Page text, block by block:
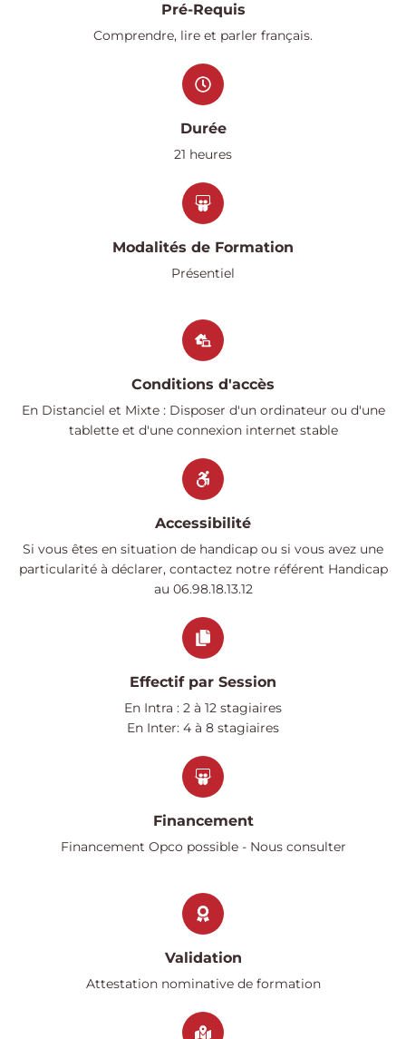
Pré-Requis
Comprendre, lire et parler français.
Durée
21 heures
Modalités de Formation
Présentiel
Conditions d'accès
En Distanciel et Mixte : Disposer d'un ordinateur ou d'une
tablette et d'une connexion internet stable
Accessibilité
Si vous êtes en situation de handicap ou si vous avez une
particularité à déclarer, contactez notre référent Handicap
au 06.98.18.13.12
Effectif par Session
En Intra : 2 à 12 stagiaires
En Inter: 4 à 8 stagiaires
Financement
Financement Opco possible - Nous consulter
Validation
Attestation nominative de formation